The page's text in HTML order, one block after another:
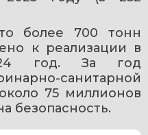
более 700 тонн
к реализации в
год. За год
санитарной
75 миллионов
безопасность.